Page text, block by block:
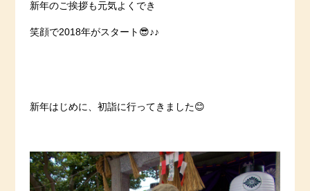
新年のご挨拶も元気よくでき
笑顔で2018年がスタート😎♪♪
新年はじめに、初詣に行ってきました😊